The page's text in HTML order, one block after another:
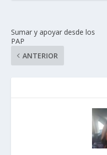
Sumar y apoyar desde los
PAP
ANTERIOR